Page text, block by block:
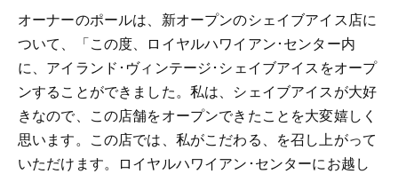
オーナーのポールは、新オープンのシェイブアイス店に
ついて、「この度、ロイヤルハワイアン･センター内
に、アイランド･ヴィンテージ･シェイブアイスをオープ
ンすることができました。私は、シェイブアイスが大好
きなので、この店舗をオープンできたことを大変嬉しく
思います。この店では、私がこだわる、を召し上がって
いただけます。ロイヤルハワイアン･センターにお越し